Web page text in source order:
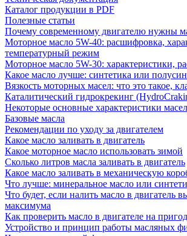
Каталог продукции в PDF
Полезные статьи
Почему современному двигателю нужны
Моторное масло 5W-40: расшифровка,
температурный режим
Моторное масло 5W-30: характеристики,
Какое масло лучше: синтетика или
Вязкость моторных масел: что это такое,
Каталитический гидрокрекинг
Некоторые основные характеристики масел
Базовые масла
Рекомендации по уходу за двигателем
Какое масло заливать в двигатель
Какое моторное масло использовать зимой
Сколько литров масла заливать в двигатель
Какое масло заливать в механическую
Что лучше: минеральное масло или
Что будет, если налить масло в двигатель
максимума
Как проверить масло в двигателе на
Устройство и принцип работы масляных